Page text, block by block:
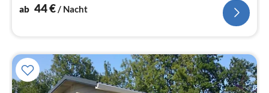
ab 44€/ Nacht